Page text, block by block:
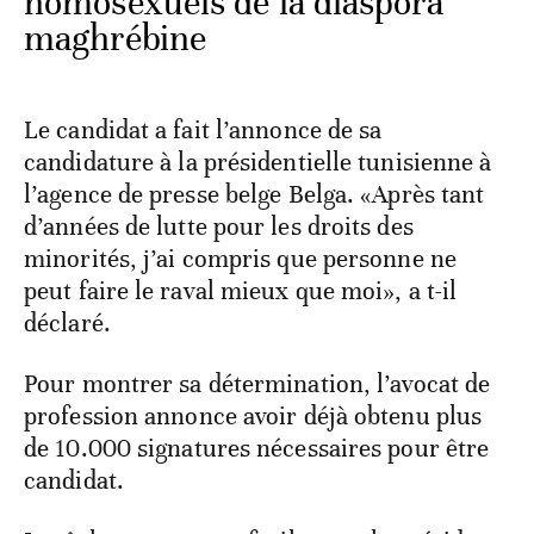
maghrébine
Le candidat a fait l’annonce de sa
candidature à la présidentielle tunisienne à
l’agence de presse belge Belga. «Après tant
d’années de lutte pour les droits des
minorités, j’ai compris que personne ne
peut faire le raval mieux que moi», a t-il
déclaré.
Pour montrer sa détermination, l’avocat de
profession annonce avoir déjà obtenu plus
de 10.000 signatures nécessaires pour être
candidat.